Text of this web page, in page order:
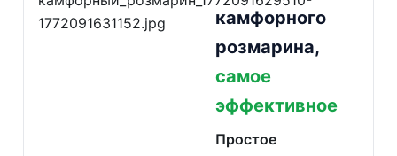
камфорного
розмарина,
самое
эффективное
Простое